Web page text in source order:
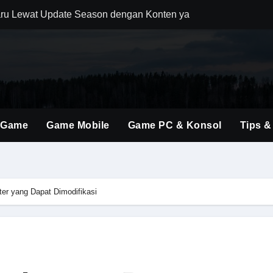
Lewat Update Season dengan Konten yang Lebih Segar
Berkat Pembaruan Gameplay dan Karakter Berkualitas
Shooter Modern dengan Dunia Pertempuran yang Lebih
Material Monster Hunter Wilds dengan Teknik Gameplay
Game Mobile Game PC & Konsol Tips
yang Dapat Dimodifikasi